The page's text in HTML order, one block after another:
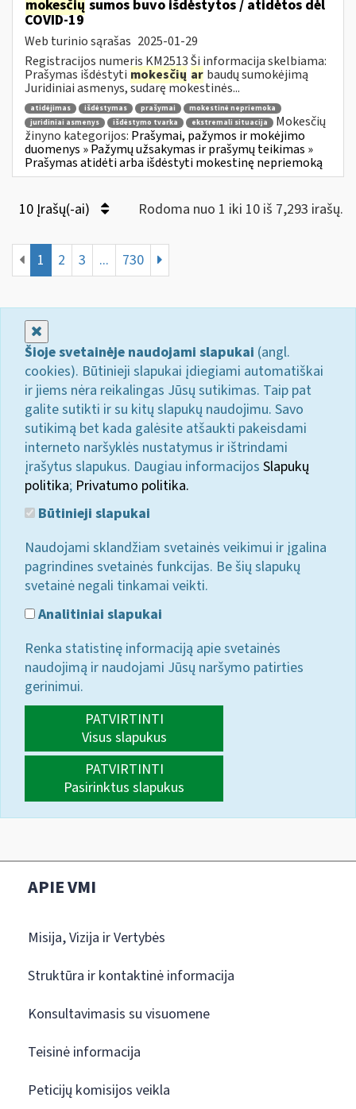
mokesčių sumos buvo išdėstytos / atidėtos dėl
COVID-19
Web turinio sąrašas 2025-01-29
Registracijos numeris KM2513 Ši informacija skelbiama:
Prašymas išdėstyti mokesčių ar baudų sumokėjimą
Juridiniai asmenys, sudarę mokestinės...
atidėjimas išdėstymas prašymai
mokestinė nepriemoka
juridiniai asmenys
išdėstymo tvarka ekstremali situacija
Mokesčių
žinyno kategorijos: Prašymai, pažymos ir mokėjimo
duomenys » Pažymų užsakymas ir prašymų teikimas »
Prašymas atidėti arba išdėstyti mokestinę nepriemoką
10 Įrašų(-ai) Rodoma nuo 1 iki 10 iš 7,293 irašų.
1 2 3 ... 730
Šioje svetainėje naudojami slapukai (angl.
cookies). Būtinieji slapukai įdiegiami automatiškai
ir jiems nėra reikalingas Jūsų sutikimas. Taip pat
galite sutikti ir su kitų slapukų naudojimu. Savo
sutikimą bet kada galėsite atšaukti pakeisdami
interneto naršyklės nustatymus ir ištrindami
įrašytus slapukus. Daugiau informacijos Slapukų
politika; Privatumo politika.
Būtinieji slapukai
Naudojami sklandžiam svetainės veikimui ir įgalina
pagrindines svetainės funkcijas. Be šių slapukų
svetainė negali tinkamai veikti.
Analitiniai slapukai
Renka statistinę informaciją apie svetainės
naudojimą ir naudojami Jūsų naršymo patirties
gerinimui.
PATVIRTINTI
Visus slapukus
PATVIRTINTI
Pasirinktus slapukus
APIE VMI
Misija, Vizija ir Vertybės
Struktūra ir kontaktinė informacija
Konsultavimasis su visuomene
Teisinė informacija
Peticijų komisijos veikla